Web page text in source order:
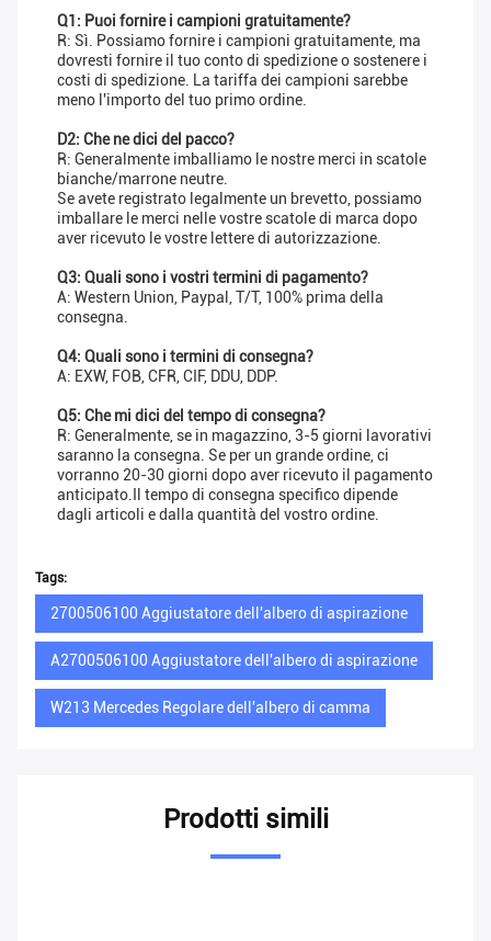
Q1: Puoi fornire i campioni gratuitamente?
R: Sì. Possiamo fornire i campioni gratuitamente, ma
dovresti fornire il tuo conto di spedizione o sostenere i
costi di spedizione. La tariffa dei campioni sarebbe
meno l'importo del tuo primo ordine.
D2: Che ne dici del pacco?
R: Generalmente imballiamo le nostre merci in scatole
bianche/marrone neutre.
Se avete registrato legalmente un brevetto, possiamo
imballare le merci nelle vostre scatole di marca dopo
aver ricevuto le vostre lettere di autorizzazione.
Q3: Quali sono i vostri termini di pagamento?
A: Western Union, Paypal, T/T, 100% prima della
consegna.
Q4: Quali sono i termini di consegna?
A: EXW, FOB, CFR, CIF, DDU, DDP.
Q5: Che mi dici del tempo di consegna?
R: Generalmente, se in magazzino, 3-5 giorni lavorativi
saranno la consegna. Se per un grande ordine, ci
vorranno 20-30 giorni dopo aver ricevuto il pagamento
anticipato.Il tempo di consegna specifico dipende
dagli articoli e dalla quantità del vostro ordine.
Tags:
2700506100 Aggiustatore dell'albero di aspirazione
A2700506100 Aggiustatore dell'albero di aspirazione
W213 Mercedes Regolare dell'albero di camma
Prodotti simili